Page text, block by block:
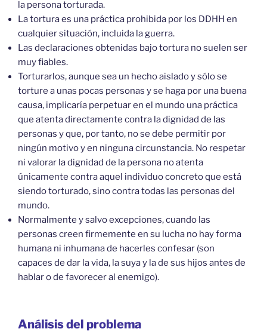
la persona torturada.
La tortura es una práctica prohibida por los DDHH en
cualquier situación, incluida la guerra.
Las declaraciones obtenidas bajo tortura no suelen ser
muy fiables.
Torturarlos, aunque sea un hecho aislado y sólo se
torture a unas pocas personas y se haga por una buena
causa, implicaría perpetuar en el mundo una práctica
que atenta directamente contra la dignidad de las
personas y que, por tanto, no se debe permitir por
ningún motivo y en ninguna circunstancia. No respetar
ni valorar la dignidad de la persona no atenta
únicamente contra aquel individuo concreto que está
siendo torturado, sino contra todas las personas del
mundo.
Normalmente y salvo excepciones, cuando las
personas creen firmemente en su lucha no hay forma
humana ni inhumana de hacerles confesar (son
capaces de dar la vida, la suya y la de sus hijos antes de
hablar o de favorecer al enemigo).
Análisis del problema